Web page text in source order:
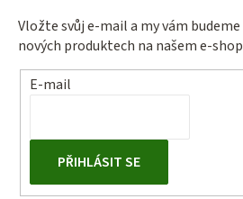
Vložte svůj e-mail a my vám
nových produktech na našem e-
E-mail
PŘIHLÁSIT SE